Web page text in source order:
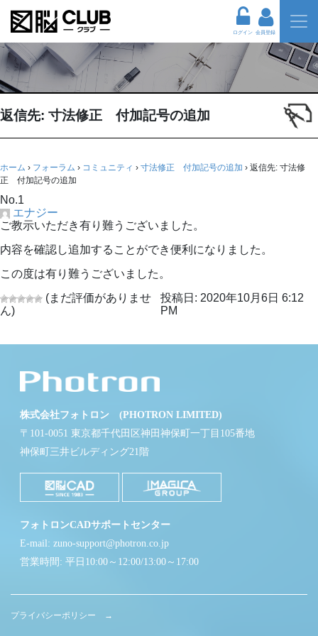
ログイン 会員登録
返信先: 寸法修正 付加記号の追加
ホーム › フォーラム › コミュニティ › 寸法修正 付加記号の追加 › 返信先: 寸法修
正 付加記号の追加
No.1
エナジー
ご教示いただき有り難うございました。
内容を確認し追加することができ便利になりました。
この度は有り難うございました。
(まだ評価がありませ
ん)
投稿日: 2020年10月6日 6:12
PM
株式会社フォトロン (PHOTRON LIMITED)
〒101-0051 東京都千代田区神田神保町一丁目105番地
神保町三井ビルディング21階
フォトロンCADサポートセンター
E-mail: zuno-support@photron.co.jp
営業時間: 平日10:00～12:00/13:00～17:00
プライバシーポリシー →